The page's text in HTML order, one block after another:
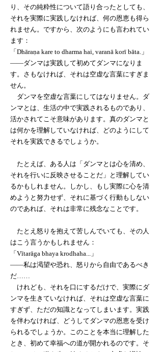
り、その純粋性について語り合ったとしても、
それを実際に実践しなければ、何の恩恵も得ら
れません。ですから、次のようにも言われてい
ます：
「Dhāraṇa kare to dharma hai, varanā korī bāta.」
――ダンマは実践して初めてダンマになりま
す。さもなければ、それは空虚な言葉にすぎま
せん。
ダンマを空虚な言葉にしてはなりません。ダ
ンマとは、生活の中で実践されるものであり、
活かされてこそ意味があります。真のダンマと
は何かを理解していなければ、どのようにして
それを実践できるでしょうか。
たとえば、ある人は「ダンマとは心を清め、
それを行いに反映させることだ」と理解してい
るかもしれません。しかし、もし実際に心を清
めようと努力せず、それに基づく行動もしない
のであれば、それは非常に残念なことです。
たとえ怒りを抱えて苦しんでいても、その人
はこう言うかもしれません：
「Vītarāga bhaya krodhaha...」
――私は渇望や恐れ、怒りから自由であるべき
だ……
けれども、それを口にするだけで、実際にダ
ンマを生きていなければ、それは空虚な言葉に
すぎず、ただの知識となってしまいます。実践
を伴わなければ、どうしてダンマの恩恵を受け
られるでしょうか。このことを本当に理解した
とき、初めて幸福への道が開かれるのです。そ